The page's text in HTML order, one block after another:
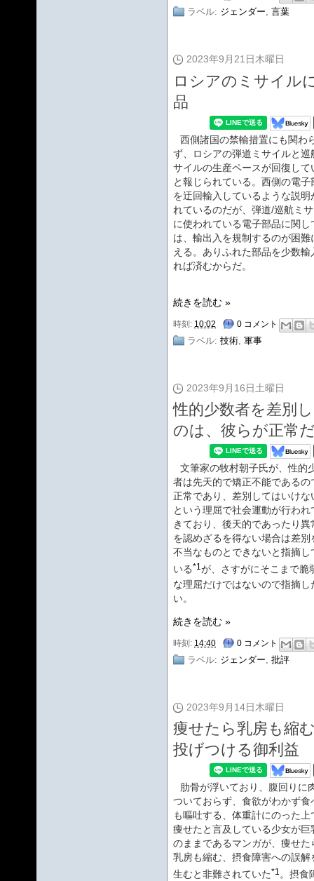
ラベル: ジェンダー, 言葉
2023年9月21日木曜日
ロシアのミサイル
品
西側諸国の禁輸措置にも関わ
ず、ロシアの弾道ミサイルと巡
サイルの生産ペースが回復して
と報じられている。西側の電子
を迂回輸入しているような説明
れているのだが、弾道/巡航ミ
に使われている電子部品に関し
は、輸出入を規制するのが困難
える。ありふれた部品を少数輸
れば済むからだ。
続きを読む »
時刻: 10:02 0 コメント
ラベル: 技術 軍事
2023年9月16日土曜日
性的少数者を差別
のは、彼らが正常
文筆家の牧村朝子氏が、性的
者は先天的で矯正不能であるの
正常であり、差別してはいけな
という理屈で社会運動が行われ
きており、後天的であったり異
を認めざるを得ない場合は差別
不当なものとできないと指摘し
いる*1 が、さすがにそこまで脆
な理屈だけではないので指摘し
い。
続きを読む »
時刻: 14:40 0 コメント
ラベル: ジェンダー 批評
2023年9月14日木曜日
痩せたら乳房も縮
投げつける御利益
肋骨が浮いており、腹回りに
ついておらず、食欲がわかず食
も嘔吐する、体重計にのった上
痩せたと言及している少女が巨
のままであるマンガが、痩せた
乳房も縮む、摂食障害への誤解
生むと非難されていた*1 。摂食